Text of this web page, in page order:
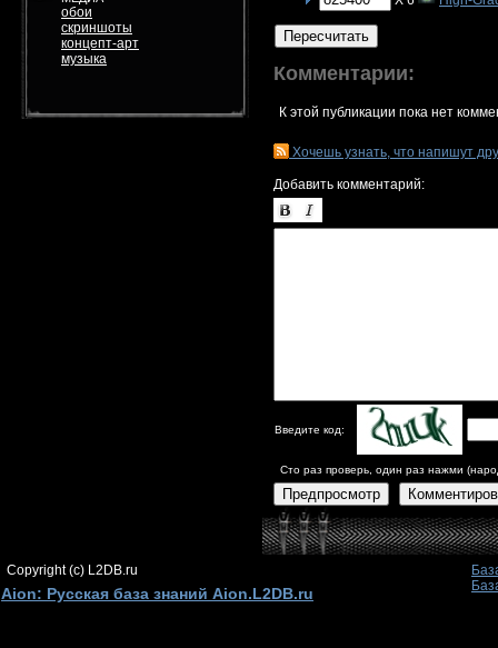
обои
скриншоты
концепт-арт
музыка
Пересчитать
Комментарии:
К этой публикации пока нет
Хочешь узнать, что напишут
Добавить комментарий:
Введите код:
Сто раз проверь, один раз нажми
Предпросмотр
Copyright (c) L2DB.ru
Aion: Русская база знаний Aion.L2DB.ru